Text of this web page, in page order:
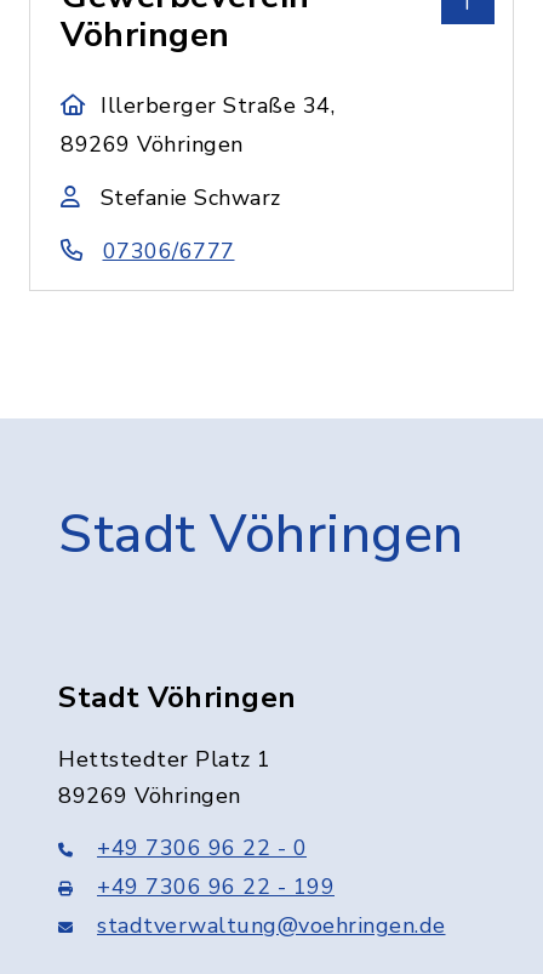
Vöhringen
Illerberger Straße 34,
89269 Vöhringen
Stefanie Schwarz
07306/6777
Stadt Vöhringen
Stadt Vöhringen
Hettstedter Platz 1
89269 Vöhringen
+49 7306 96 22 - 0
+49 7306 96 22 - 199
stadtverwaltung@voehringen.de